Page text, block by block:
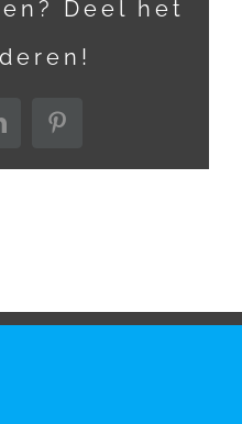
Deel het
Pinterest